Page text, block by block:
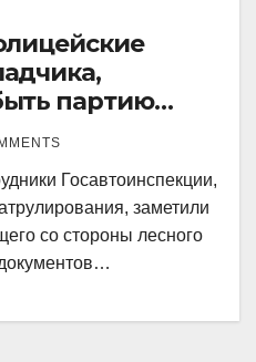
партию
Госавтоинспекции,
заметили
со стороны лесного